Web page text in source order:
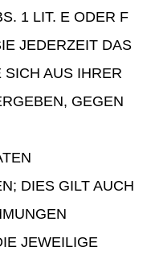
1 LIT. E ODER F
JEDERZEIT DAS
SICH AUS IHRER
GEGEN
DIES GILT AUCH
JEWEILIGE